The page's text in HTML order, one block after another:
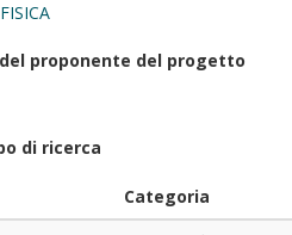
proponente del progetto
di ricerca
Categoria